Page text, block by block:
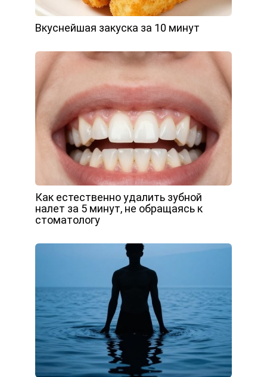
Вкуснейшая закуска за 10 минут
Как естественно удалить зубной
налет за 5 минут, не обращаясь к
стоматологу